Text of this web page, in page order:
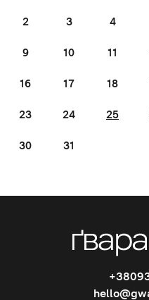
2 3 4
9 10 11
16 17 18
23 24 25
30 31